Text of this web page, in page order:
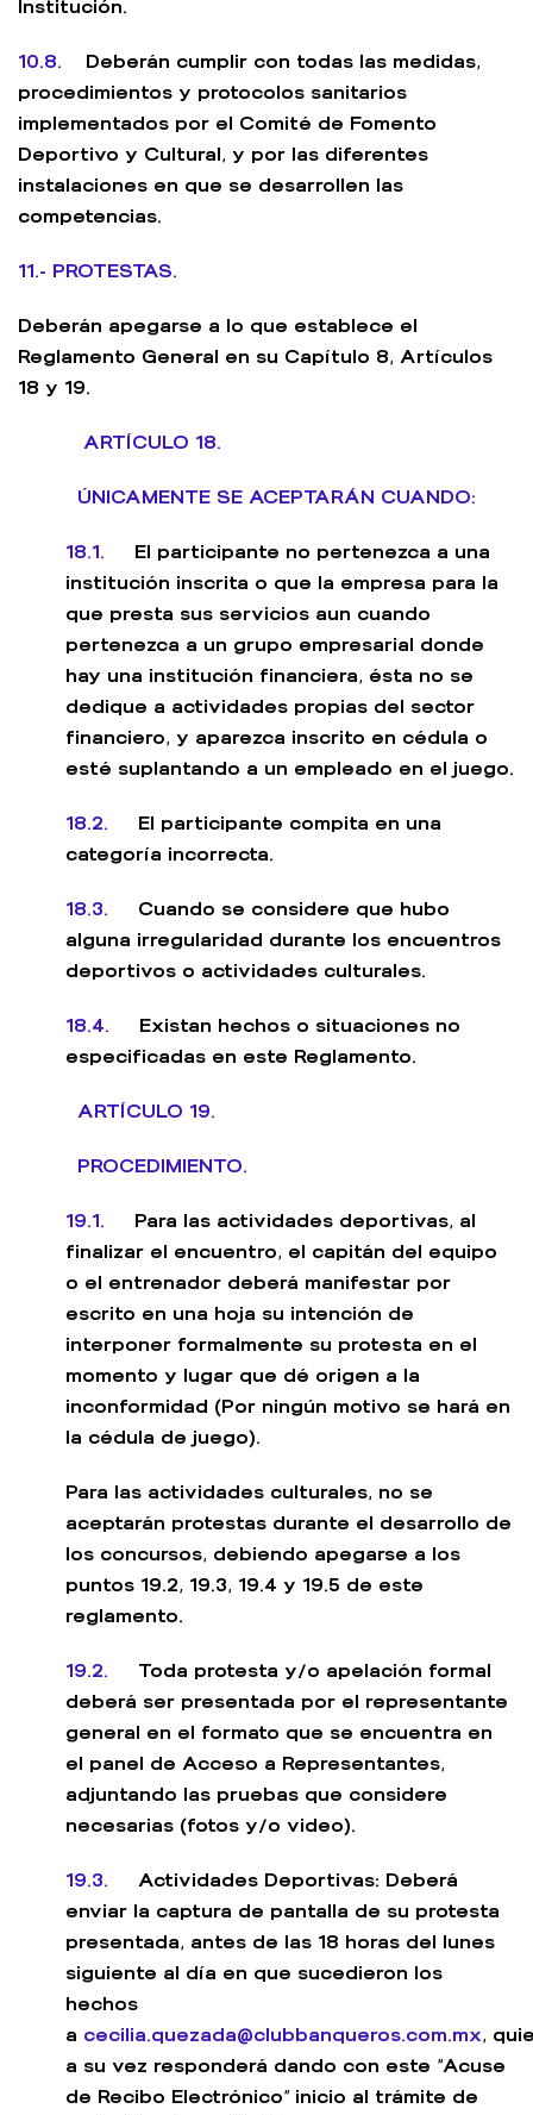
Institución.
10.8. Deberán cumplir con todas las medidas,
procedimientos y protocolos sanitarios
implementados por el Comité de Fomento
Deportivo y Cultural, y por las diferentes
instalaciones en que se desarrollen las
competencias.
11.- PROTESTAS.
Deberán apegarse a lo que establece el
Reglamento General en su Capítulo 8, Artículos
18 y 19.
ARTÍCULO 18.
ÚNICAMENTE SE ACEPTARÁN CUANDO:
18.1. El participante no pertenezca a una
institución inscrita o que la empresa para la
que presta sus servicios aun cuando
pertenezca a un grupo empresarial donde
hay una institución financiera, ésta no se
dedique a actividades propias del sector
financiero, y aparezca inscrito en cédula o
esté suplantando a un empleado en el juego.
18.2. El participante compita en una
categoría incorrecta.
18.3. Cuando se considere que hubo
alguna irregularidad durante los encuentros
deportivos o actividades culturales.
18.4. Existan hechos o situaciones no
especificadas en este Reglamento.
ARTÍCULO 19.
PROCEDIMIENTO.
19.1. Para las actividades deportivas, al
finalizar el encuentro, el capitán del equipo
o el entrenador deberá manifestar por
escrito en una hoja su intención de
interponer formalmente su protesta en el
momento y lugar que dé origen a la
inconformidad (Por ningún motivo se hará en
la cédula de juego).
Para las actividades culturales, no se
aceptarán protestas durante el desarrollo de
los concursos, debiendo apegarse a los
puntos 19.2, 19.3, 19.4 y 19.5 de este
reglamento.
19.2. Toda protesta y/o apelación formal
deberá ser presentada por el representante
general en el formato que se encuentra en
el panel de Acceso a Representantes,
adjuntando las pruebas que considere
necesarias (fotos y/o video).
19.3. Actividades Deportivas: Deberá
enviar la captura de pantalla de su protesta
presentada, antes de las 18 horas del lunes
siguiente al día en que sucedieron los
hechos
a cecilia.quezada@clubbanqueros.com.mx,
a su vez responderá dando con este “Acuse
de Recibo Electrónico” inicio al trámite de